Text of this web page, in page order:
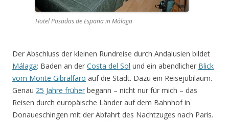
Hotel Posadas de España in Málaga
Der Abschluss der kleinen Rundreise durch Andalusien bildet
Málaga: Baden an der Costa del Sol und ein abendlicher Blick
vom Monte Gibralfaro auf die Stadt. Dazu ein Reisejubiläum.
Genau 25 Jahre früher begann – nicht nur für mich – das
Reisen durch europäische Länder auf dem Bahnhof in
Donaueschingen mit der Abfahrt des Nachtzuges nach Paris.